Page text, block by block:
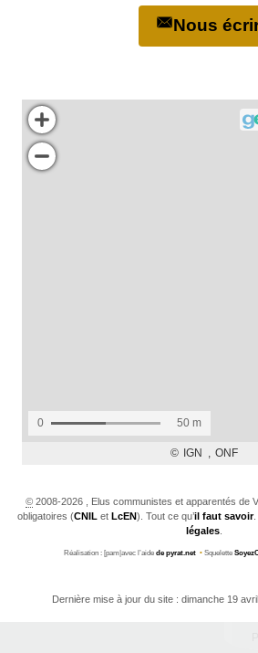
Nous
©2008-2026 , Elus communistes et apparentés de
obligatoires (CNIL et LcEN). Tout ce qu’il faut savoir.
légales
Réalisation : [pam|avec l’aide de pyrat.net • Squelette
Dernière mise à jour du site : dimanche 19